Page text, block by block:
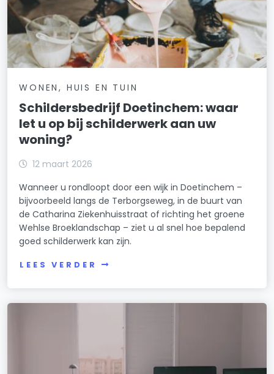
WONEN, HUIS EN TUIN
Schildersbedrijf Doetinchem: waar
let u op bij schilderwerk aan uw
woning?
12 maart 2026
Wanneer u rondloopt door een wijk in Doetinchem –
bijvoorbeeld langs de Terborgseweg, in de buurt van
de Catharina Ziekenhuisstraat of richting het groene
Wehlse Broeklandschap – ziet u al snel hoe bepalend
goed schilderwerk kan zijn.
LEES VERDER